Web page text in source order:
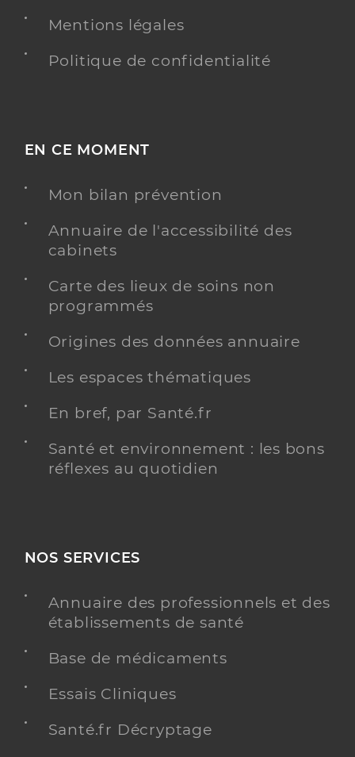
Mentions légales
Politique de confidentialité
EN CE MOMENT
Mon bilan prévention
Annuaire de l'accessibilité des
cabinets
Carte des lieux de soins non
programmés
Origines des données annuaire
Les espaces thématiques
En bref, par Santé.fr
Santé et environnement : les bons
réflexes au quotidien
NOS SERVICES
Annuaire des professionnels et des
établissements de santé
Base de médicaments
Essais Cliniques
Santé.fr Décryptage